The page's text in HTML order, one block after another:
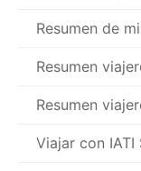
Resumen de
Resumen
Resumen
Viajar con IATI